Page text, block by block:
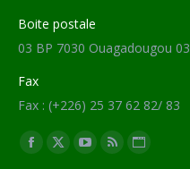
Boite postale
03 BP 7030 Ouagadougou 03
Fax
Fax : (+226) 25 37 62 82/ 83
Trouvez nous sur :
Facebook
X
YouTube
RSS Site